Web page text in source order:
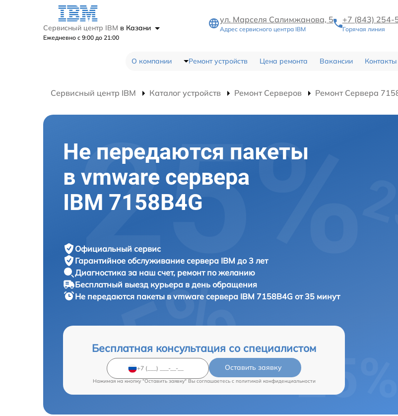
Сервисный центр IBM в Казани
Ежедневно с 9:00 до 21:00
ул. Марселя Салимжанова, 5
Адрес сервисного центра IBM
+7 (843) 254-
Горячая линия
О компании Ремонт устройств Цена ремонта Вакансии Контакты
Сервисный центр IBM Каталог устройств Ремонт Серверов Ремонт Сервера
Не передаются пакеты
в vmware сервера
IBM 7158B4G
Официальный сервис
Гарантийное обслуживание сервера IBM до 3 лет
Диагностика за наш счет, ремонт по желанию
Бесплатный выезд курьера в день обращения
Не передаются пакеты в vmware сервера IBM 7158B4G от 35 минут
Бесплатная консультация со специалистом
Оставить заявку
Нажимая на кнопку "Оставить заявку" Вы соглашаетесь c политикой конфиденциальности